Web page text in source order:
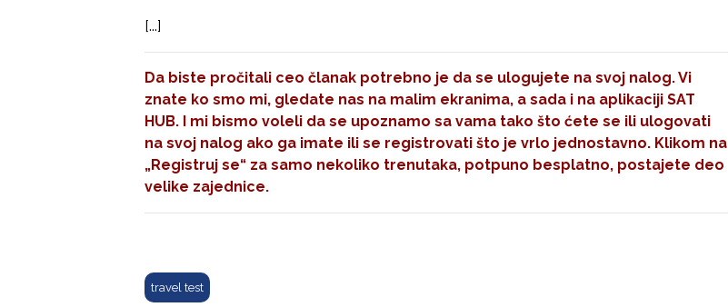
[...]
Da biste pročitali ceo članak potrebno je da se ulogujete na svoj nalog. Vi
znate ko smo mi, gledate nas na malim ekranima, a sada i na aplikaciji SAT
HUB. I mi bismo voleli da se upoznamo sa vama tako što ćete se ili ulogovati
na svoj nalog ako ga imate ili se registrovati što je vrlo jednostavno. Klikom na
„Registruj se“ za samo nekoliko trenutaka, potpuno besplatno, postajete deo
velike zajednice.
travel test